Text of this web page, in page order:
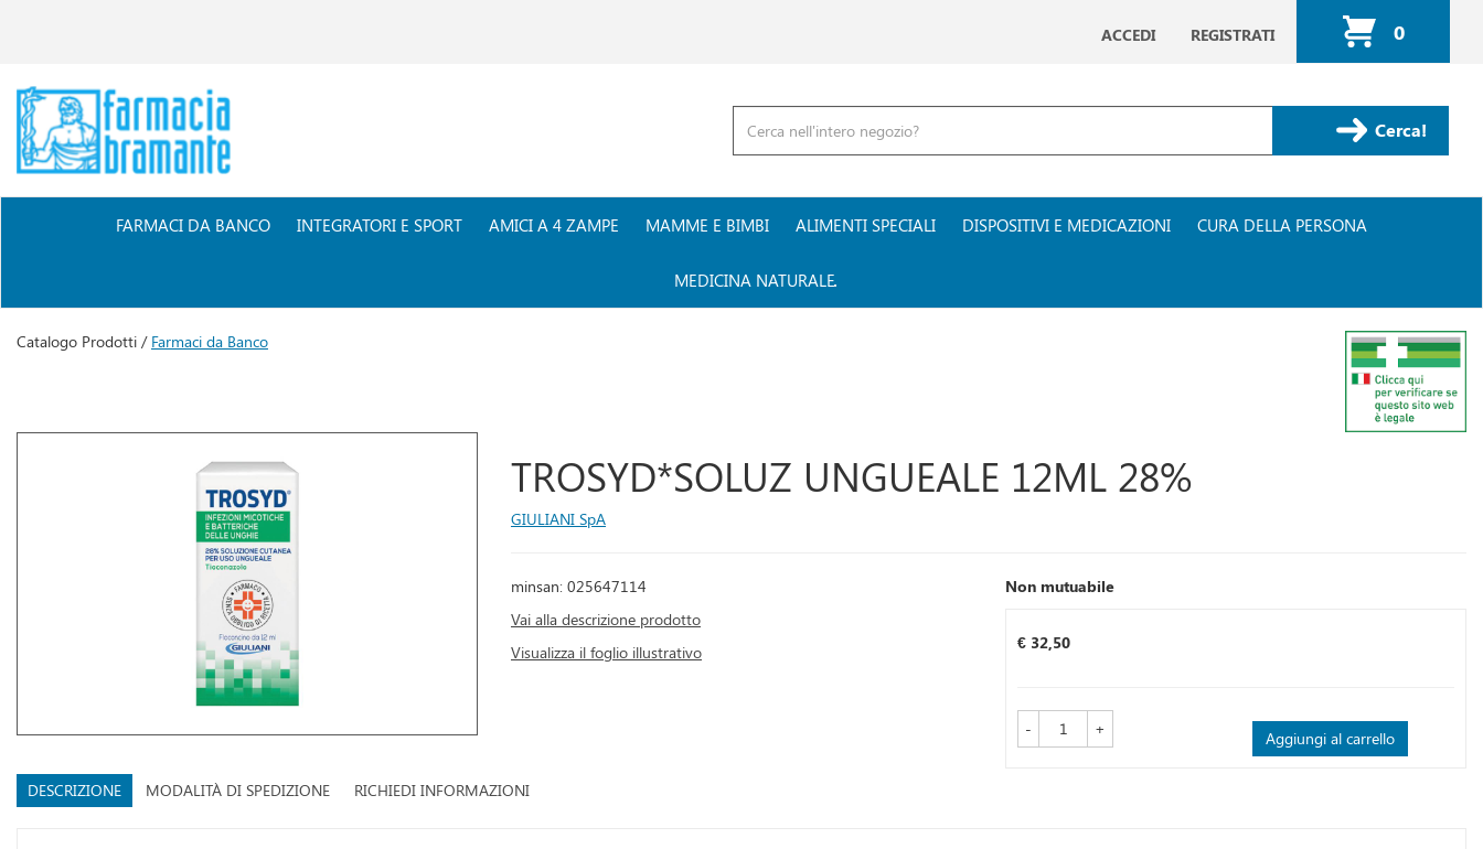
ACCEDI REGISTRATI 0
ARTICOLI
INSERITI
Farmacia
Bramante
Prodotto
Cerca Prodotto
FARMACI DA BANCO INTEGRATORI E SPORT AMICI A 4 ZAMPE MAMME E BIMBI ALIMENTI SPECIALI DISPOSITIVI E MEDICAZIONI CURA DELLA PERSONA
MEDICINA NATURALE
Catalogo Prodotti / Farmaci da Banco
TROSYD*SOLUZ UNGUEALE 12ML 28%
GIULIANI SpA
minsan: 025647114
Vai alla descrizione prodotto
Visualizza il foglio illustrativo
Non mutuabile
Prezzo
€ 32,50
- + Aggiungi al carrello
DESCRIZIONE MODALITÀ DI SPEDIZIONE RICHIEDI INFORMAZIONI